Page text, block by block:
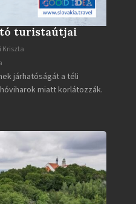
turistaútjai
Kriszta
járhatóságát a téli
miatt korlátozzák.